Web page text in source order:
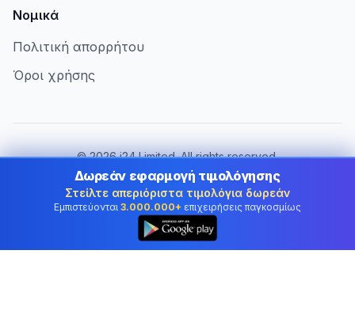
Νομικά
Πολιτική απορρήτου
Όροι χρήσης
©2026i24 Limited. All rights reserved.
Εξυπηρετώντας επιχειρήσεις στην Greece
Αλλαγή χώρας:
Greece
Δωρεάν εφαρμογή τιμολόγησης
Στείλτε απεριόριστα τιμολόγια δωρεάν
Εμπιστεύονται 3.000.000+ επιχειρήσεις παγκοσμίως